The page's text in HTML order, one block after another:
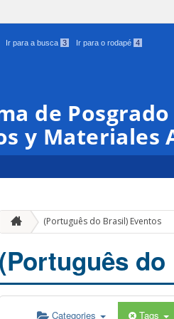
Ir para a busca 3 Ir para o rodapé 4
de
y Materiales
(Português do Brasil) Eventos
(Português
Categories Tags